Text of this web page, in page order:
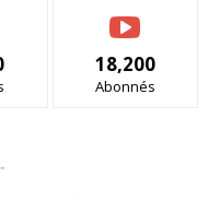
18,200
Abonnés